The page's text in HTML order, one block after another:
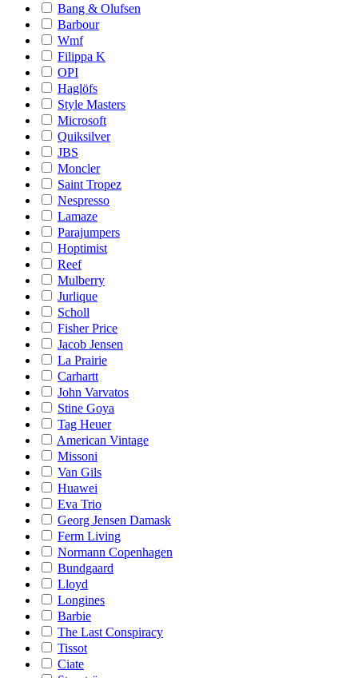
Bang & Olufsen
Barbour
Wmf
Filippa K
OPI
Haglöfs
Style Masters
Microsoft
Quiksilver
JBS
Moncler
Saint Tropez
Nespresso
Lamaze
Parajumpers
Hoptimist
Reef
Mulberry
Jurlique
Scholl
Fisher Price
Jacob Jensen
La Prairie
Carhartt
John Varvatos
Stine Goya
Tag Heuer
American Vintage
Missoni
Van Gils
Huawei
Eva Trio
Georg Jensen Damask
Ferm Living
Normann Copenhagen
Bundgaard
Lloyd
Longines
Barbie
The Last Conspiracy
Tissot
Ciate